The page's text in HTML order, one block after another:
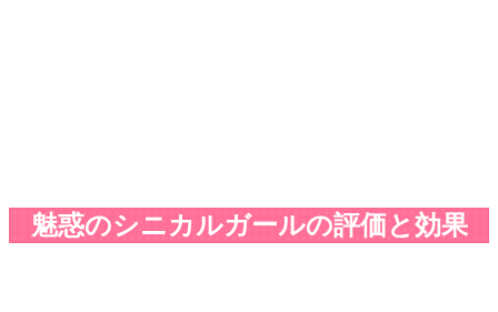
魅惑のシニカルガールの評価と効果